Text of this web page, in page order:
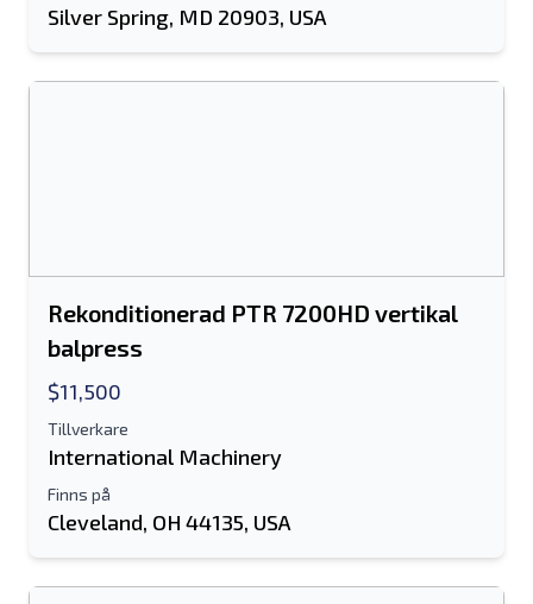
Silver Spring, MD 20903, USA
Rekonditionerad PTR 7200HD vertikal
balpress
$11,500
Tillverkare
International Machinery
Finns på
Cleveland, OH 44135, USA